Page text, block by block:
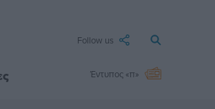
Follow us
Έντυπος «π»